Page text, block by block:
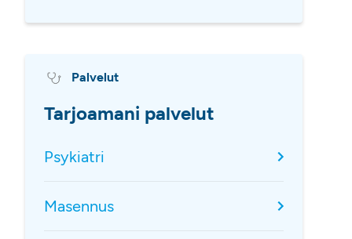
Palvelut
Tarjoamani palvelut
Psykiatri
Masennus